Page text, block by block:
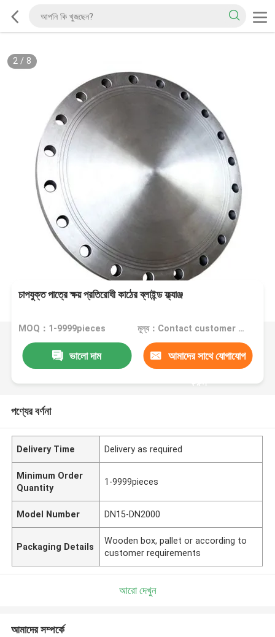
2/ 8
চাপযুক্ত পাত্রে ক্ষয় প্রতিরোধী কাঠের ব্লাইন্ড ফ্ল্যাঞ্জ
MOQ：1-9999pieces মূল্য：Contact customer service
ভালো দাম আমাদের সাথে যোগাযোগ
করুন
পণ্যের বর্ণনা
Delivery Time Delivery as required
Minimum Order
Quantity
1-9999pieces
Model Number DN15-DN2000
Packaging Details
Wooden box, pallet or according to
customer requirements
আরো দেখুন
আমাদের সম্পর্কে